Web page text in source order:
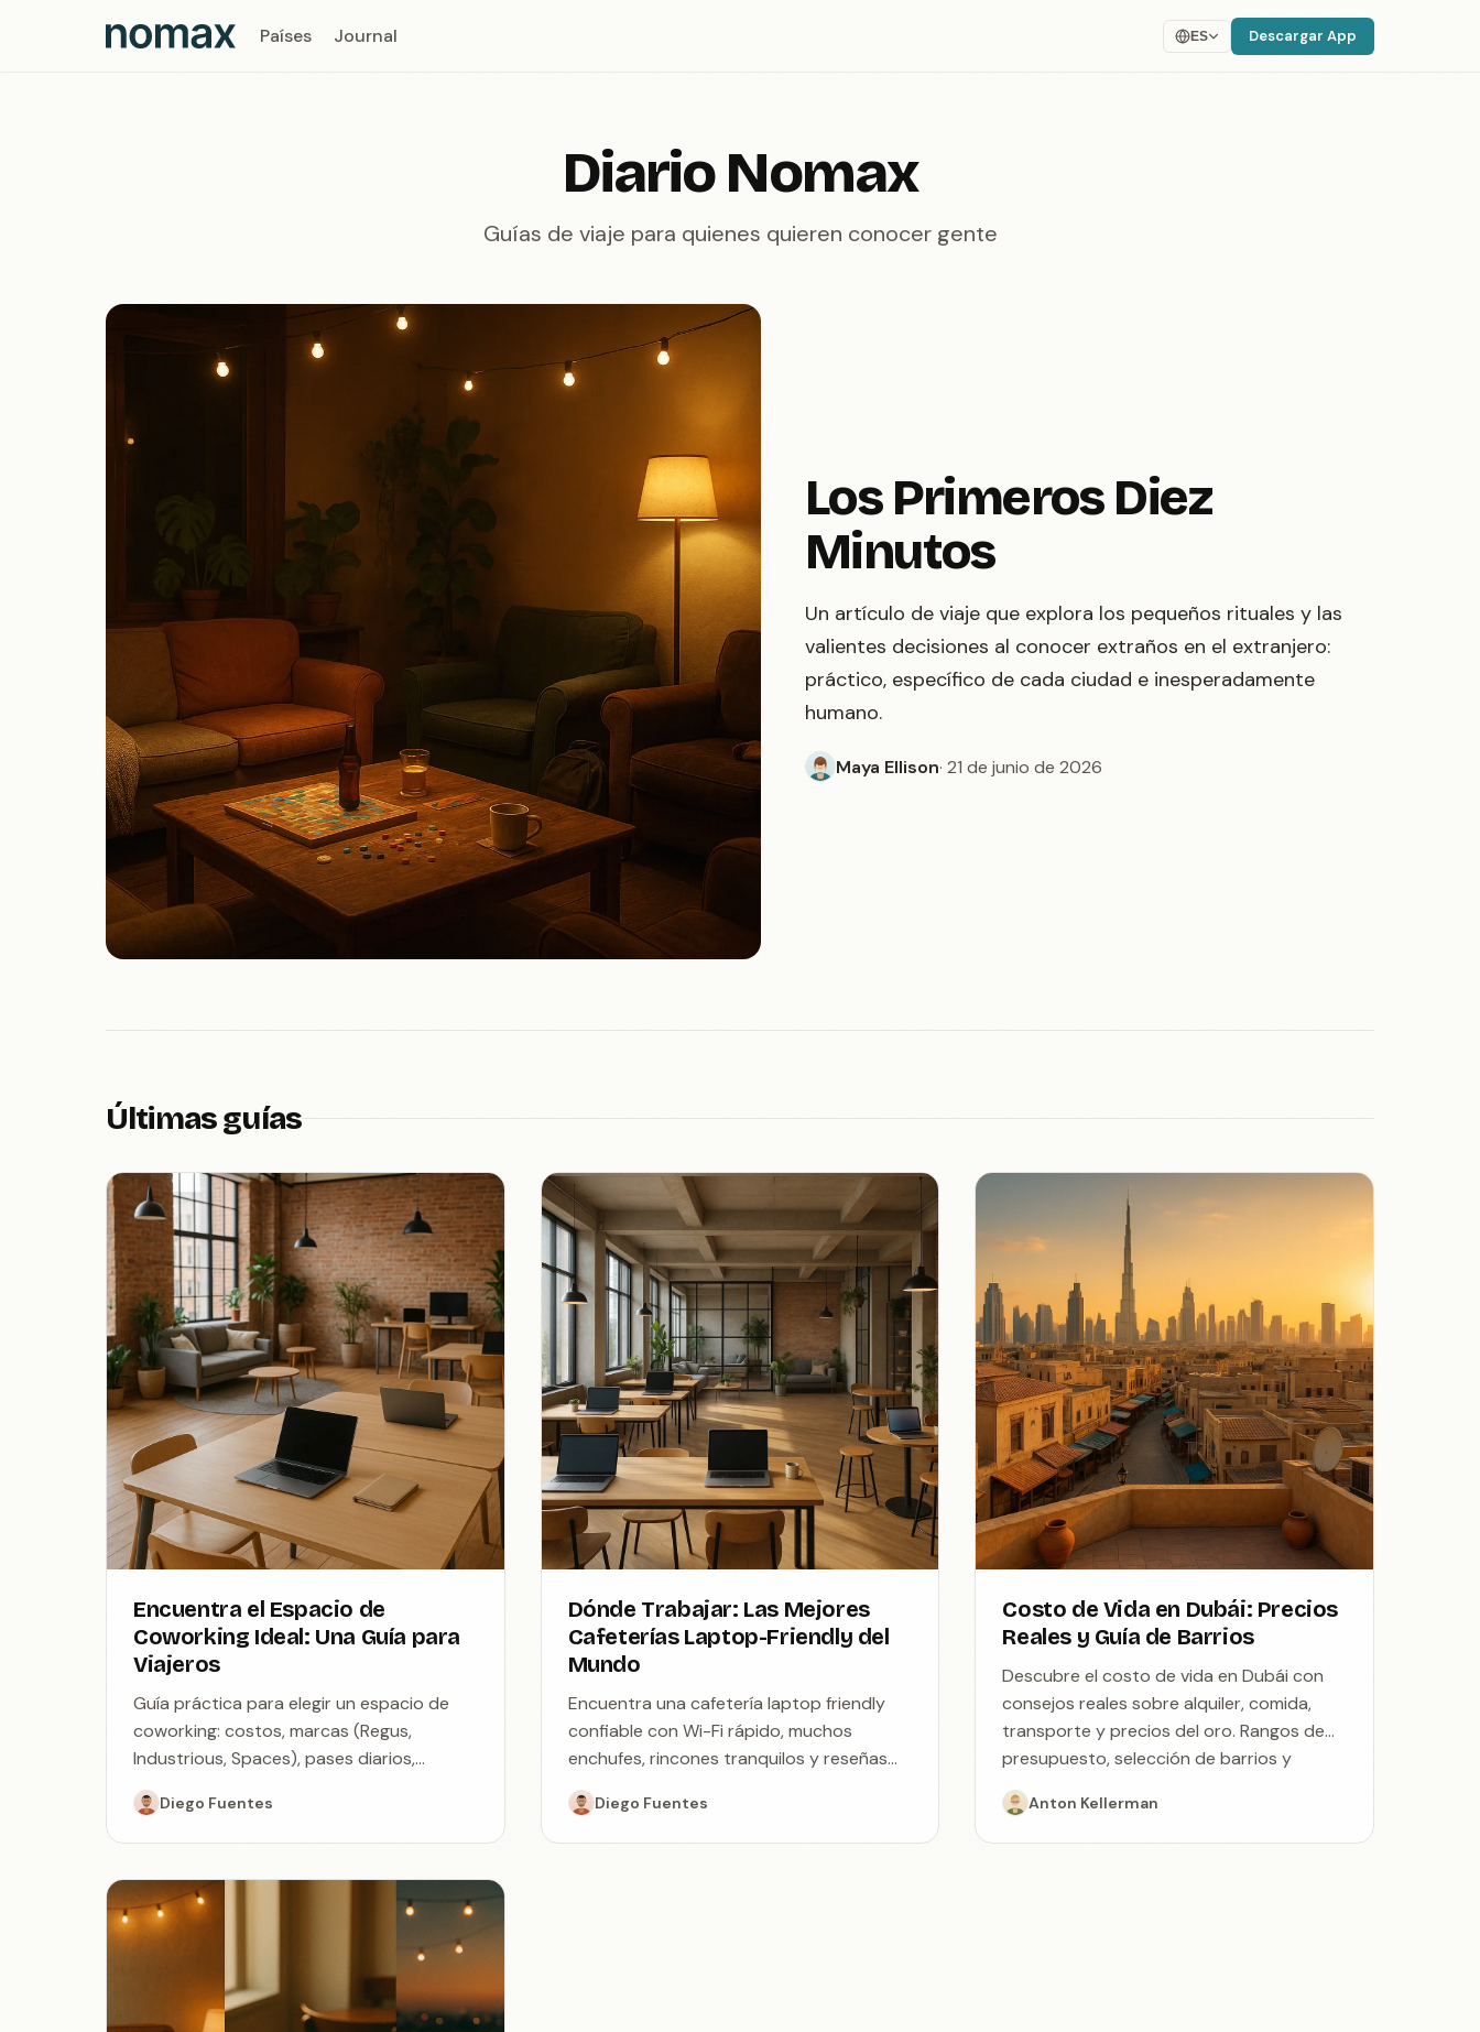
Países Journal ES Descargar App
Diario Nomax
Guías de viaje para quienes quieren conocer gente
Los Primeros Diez
Minutos
Un artículo de viaje que explora los pequeños rituales y las
valientes decisiones al conocer extraños en el extranjero:
práctico, específico de cada ciudad e inesperadamente
humano.
Maya Ellison· 21 de junio de 2026
Últimas guías
Encuentra el Espacio de
Coworking Ideal: Una Guía para
Viajeros
Guía práctica para elegir un espacio de
coworking: costos, marcas (Regus,
Industrious, Spaces), pases diarios,
consejos de seguridad y dónde se
encuentran los viajeros solitarios.
Diego Fuentes
Dónde Trabajar: Las Mejores
Cafeterías Laptop-Friendly del
Mundo
Encuentra una cafetería laptop friendly
confiable con Wi-Fi rápido, muchos
enchufes, rincones tranquilos y reseñas
honestas. Consejos, selecciones por
barrio, precios y Nomax.
Diego Fuentes
Costo de Vida en Dubái: Precios
Reales y Guía de Barrios
Descubre el costo de vida en Dubái con
consejos reales sobre alquiler, comida,
transporte y precios del oro. Rangos de
presupuesto, selección de barrios y
formas de ahorrar como viajero solitario.
Anton Kellerman